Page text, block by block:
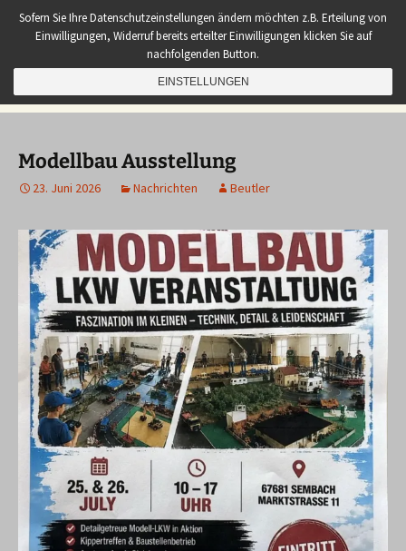
Zum
InhaltSembach Aktuell
Neues aus unserem Dorf
Menü
nach:
Modellbau Ausstellung
23. Juni 2026 Nachrichten Beutler
Sofern Sie Ihre Datenschutzeinstellungen ändern möchten z.B. Erteilung von
Einwilligungen, Widerruf bereits erteilter Einwilligungen klicken Sie auf
nachfolgenden Button.
EINSTELLUNGEN